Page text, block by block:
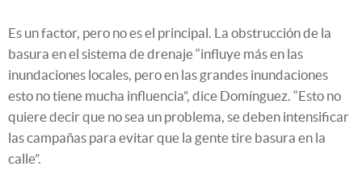
Es un factor, pero no es el principal. La obstrucción de la
basura en el sistema de drenaje “influye más en las
inundaciones locales, pero en las grandes inundaciones
esto no tiene mucha influencia”, dice Domínguez. “Esto no
quiere decir que no sea un problema, se deben intensificar
las campañas para evitar que la gente tire basura en la
calle”.